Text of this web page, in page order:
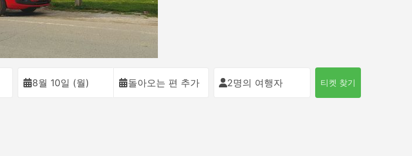
8월 10일 (월) 돌아오는 편 추가 2명의 여행자 티켓 찾기